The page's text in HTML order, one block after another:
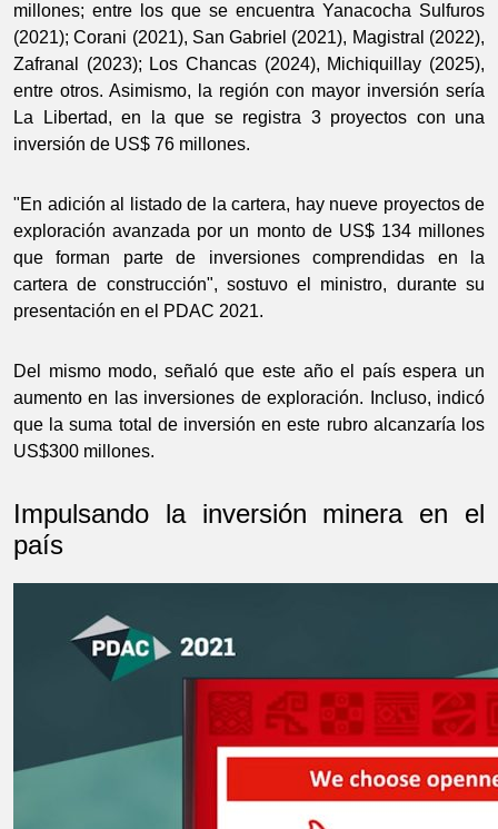
millones; entre los que se encuentra Yanacocha Sulfuros
(2021); Corani (2021), San Gabriel (2021), Magistral (2022),
Zafranal (2023); Los Chancas (2024), Michiquillay (2025),
entre otros. Asimismo, la región con mayor inversión sería
La Libertad, en la que se registra 3 proyectos con una
inversión de US$ 76 millones.
"En adición al listado de la cartera, hay nueve proyectos de
exploración avanzada por un monto de US$ 134 millones
que forman parte de inversiones comprendidas en la
cartera de construcción", sostuvo el ministro, durante su
presentación en el PDAC 2021.
Del mismo modo, señaló que este año el país espera un
aumento en las inversiones de exploración. Incluso, indicó
que la suma total de inversión en este rubro alcanzaría los
US$300 millones.
Impulsando la inversión minera en el
país